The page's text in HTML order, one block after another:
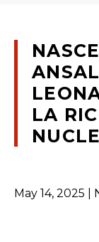
LA
May 14, 2025